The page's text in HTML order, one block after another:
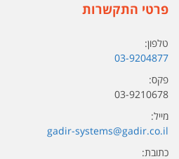
פרטי התקשרות
טלפון:
03-9204877
פקס:
03-9210678
מייל:
gadir-systems@gadir.co.il
כתובת: